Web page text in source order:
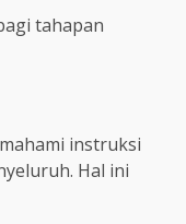
tahapan
instruksi
Hal ini